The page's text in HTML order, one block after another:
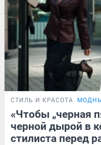
СТИЛЬ И КРАСОТА
«Чтобы „черная
черной дырой в
стилиста перед